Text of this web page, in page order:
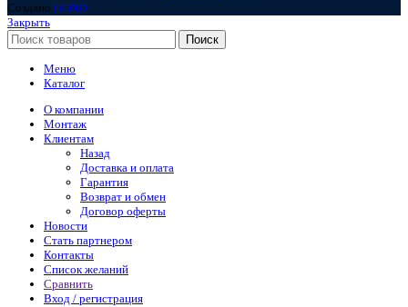
Создано BOND
Закрыть
Поиск
Меню
Каталог
О компании
Монтаж
Клиентам
Назад
Доставка и оплата
Гарантия
Возврат и обмен
Договор оферты
Новости
Стать партнером
Контакты
Список желаний
Сравнить
Вход / регистрация